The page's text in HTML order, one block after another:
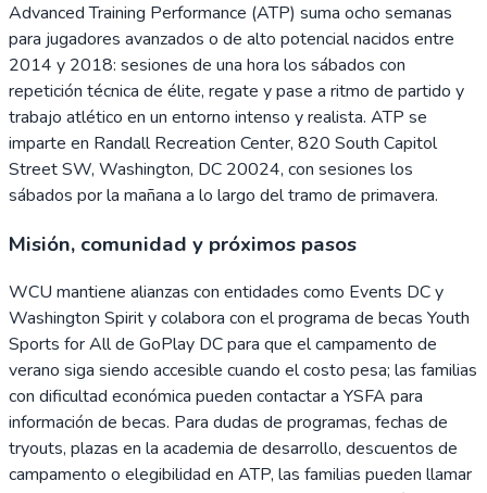
Advanced Training Performance (ATP) suma ocho semanas
para jugadores avanzados o de alto potencial nacidos entre
2014 y 2018: sesiones de una hora los sábados con
repetición técnica de élite, regate y pase a ritmo de partido y
trabajo atlético en un entorno intenso y realista. ATP se
imparte en Randall Recreation Center, 820 South Capitol
Street SW, Washington, DC 20024, con sesiones los
sábados por la mañana a lo largo del tramo de primavera.
Misión, comunidad y próximos pasos
WCU mantiene alianzas con entidades como Events DC y
Washington Spirit y colabora con el programa de becas Youth
Sports for All de GoPlay DC para que el campamento de
verano siga siendo accesible cuando el costo pesa; las familias
con dificultad económica pueden contactar a YSFA para
información de becas. Para dudas de programas, fechas de
tryouts, plazas en la academia de desarrollo, descuentos de
campamento o elegibilidad en ATP, las familias pueden llamar